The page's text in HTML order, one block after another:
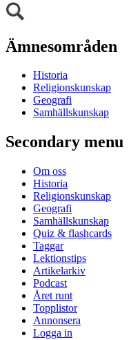
Ämnesområden
Historia
Religionskunskap
Geografi
Samhällskunskap
Secondary menu
Om oss
Historia
Religionskunskap
Geografi
Samhällskunskap
Quiz & flashcards
Taggar
Lektionstips
Artikelarkiv
Podcast
Året runt
Topplistor
Annonsera
Logga in